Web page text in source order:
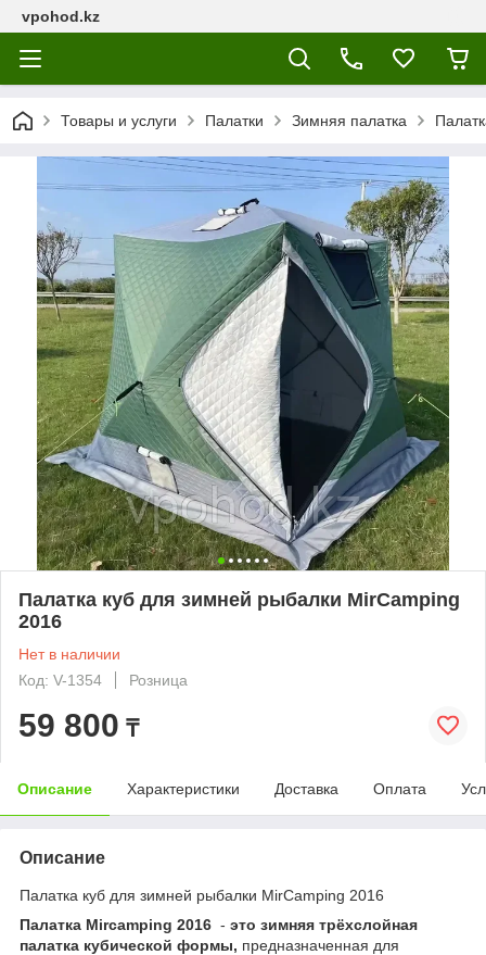
vpohod.kz
Товары и услуги Палатки Зимняя палатка
Палатка куб для зимней рыбалки MirCamping
2016
Нет в наличии
Код: V-1354
Розница
59 800 ₸
Описание Характеристики Доставка Оплата
Описание
Палатка куб для зимней рыбалки MirCamping 2016
Палатка Mircamping 2016 - это зимняя трёхслойная
палатка кубической формы, предназначенная для